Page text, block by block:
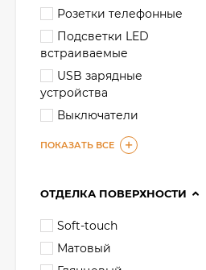
Розетки телефонные
Подсветки LED
встраиваемые
USB зарядные
устройства
Выключатели
ПОКАЗАТЬ ВСЕ
ОТДЕЛКА ПОВЕРХНОСТИ
Soft-touch
Матовый